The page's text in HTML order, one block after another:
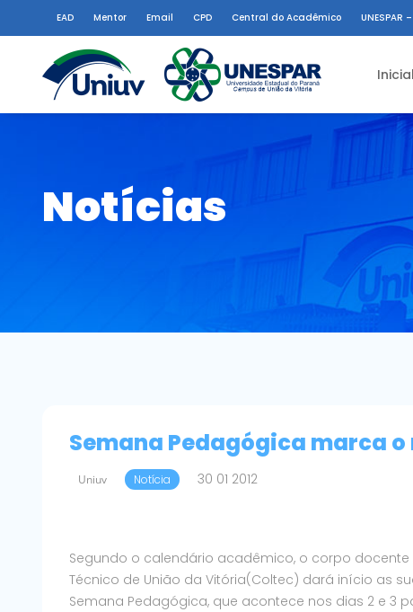
EAD Mentor Email CPD Central do Acadêmico
Inicial
Notícias
Semana Pedagógica marca
Uniuv Notícia 30 01 2012
Segundo o calendário acadêmico, o corpo docente
Técnico de União da Vitória(Coltec) dará início as
Semana Pedagógica, que acontece nos dias 2 e 3